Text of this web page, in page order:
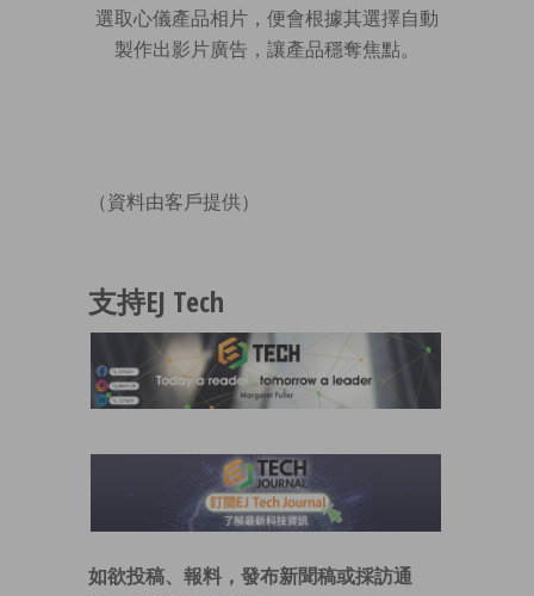
選取心儀產品相片，便會根據其選擇自動
製作出影片廣告，讓產品穩奪焦點。
（資料由客戶提供）
支持EJ Tech
如欲投稿、報料，發布新聞稿或採訪通